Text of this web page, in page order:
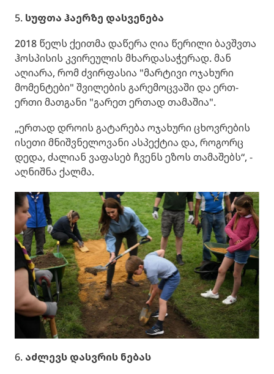
5. სუფთა ჰაერზე დასვენება
2018 წელს ქეითმა დაწერა ღია წერილი ბავშვთა
ჰოსპისის კვირეულის მხარდასაჭერად. მან
აღიარა, რომ ძვირფასია "მარტივი ოჯახური
მომენტები" შვილების გარემოცვაში და ერთ-
ერთი მათგანი "გარეთ ერთად თამაშია".
„ერთად დროის გატარება ოჯახური ცხოვრების
ისეთი მნიშვნელოვანი ასპექტია და, როგორც
დედა, ძალიან ვაფასებ ჩვენს ეზოს თამაშებს“, -
აღნიშნა ქალმა.
6. აძლევს დასვრის ნებას